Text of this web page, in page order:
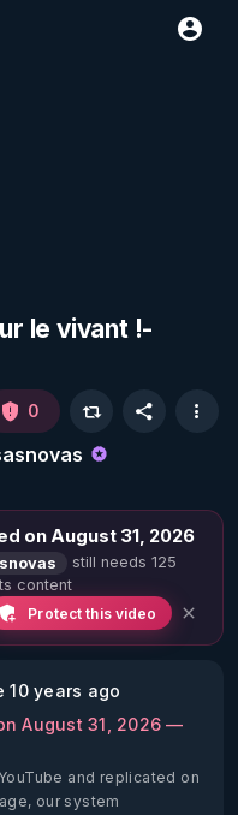
le vivant !-
0
on August 31, 2026
still needs 125
content
Protect this video
10 years ago
August 31, 2026 —
and replicated on
our system